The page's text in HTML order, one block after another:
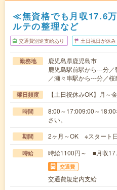
≪無資格でも月収17.6
ルテの整理など
交通費別途支給あり 土日祝日が休み
勤務地
鹿児島県鹿児島市
鹿児島駅前駅から---分
／瀬々串駅から---分／
曜日頻度 【土日祝休みOK】月～
時間
8:00～17:009:00～
さい。
期間 2ヶ月～OK ※スタート
時給 時給1100円～ ■月収
交通費
交通費規定内支給